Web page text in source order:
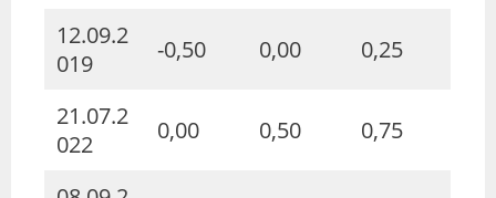
12.09.2
019
-0,50 0,00 0,25
21.07.2
022
0,00 0,50 0,75